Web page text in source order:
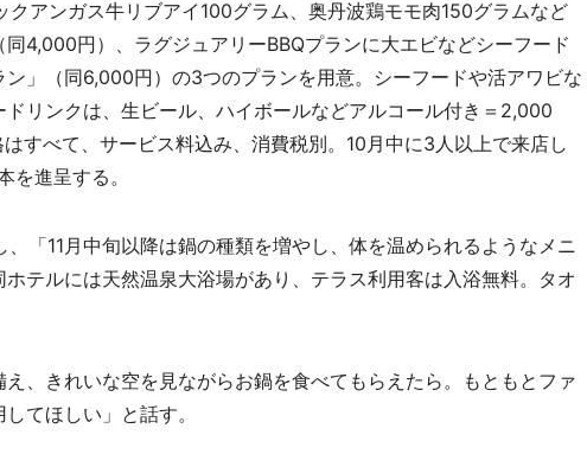
アンガス牛リブアイ100グラム、奥丹波鶏モモ肉150グラムなど
4,000円）、ラグジュアリーBBQプランに大エビなどシーフード
ン」（同6,000円）の3つのプランを用意。シーフードや活アワビな
リンクは、生ビール、ハイボールなどアルコール付き＝2,000
すべて、サービス料込み、消費税別。10月中に3人以上で来店し
を進呈する。
「11月中旬以降は鍋の種類を増やし、体を温められるようなメニ
テルには天然温泉大浴場があり、テラス利用客は入浴無料。タオ
え、きれいな空を見ながらお鍋を食べてもらえたら。もともとファ
てほしい」と話す。